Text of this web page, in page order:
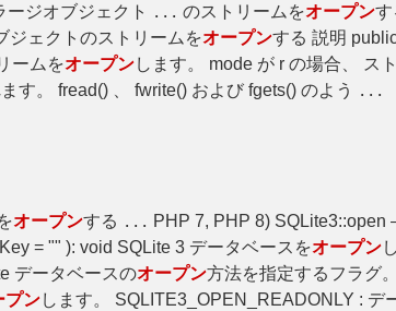
ジオブジェクト
... のストリームをオープンす
ェクトのストリームをオープンする 説明
ームをオープンします。 mode が r の場合、 ス
す。 fread() 、 fwrite() および fgets() のよう ...
オープンする ... PHP 7, PHP 8)
= "" ): void SQLite 3 データベースをオープン
データベースのオープン方法を指定するフラグ
プンします。 SQLITE3_OPEN_READONLY : デ